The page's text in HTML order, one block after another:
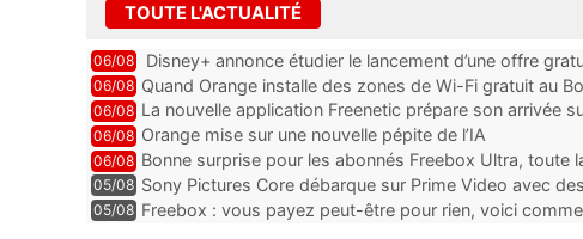
TOUTE L'ACTUALITÉ
06/08 Disney+ annonce étudier le lancement d’une offre
06/08 Quand Orange installe des zones de Wi-Fi gratuit au
06/08 La nouvelle application Freenetic prépare son arrivée
abonnés Freebox, testez la
06/08 Orange mise sur une nouvelle pépite de l’IA
06/08 Bonne surprise pour les abonnés Freebox Ultra, toute
inclus
05/08 Sony Pictures Core débarque sur Prime Video avec
05/08 Freebox : vous payez peut-être pour rien, voici